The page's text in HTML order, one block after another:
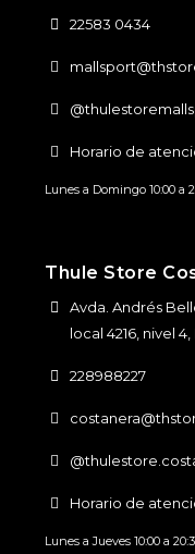
22583 0434
Horario de
Lunes a Domingo 10:00 a
Thule Store
Avda. Andrés
local 4216, nivel
228988227
Horario de
Lunes a Jueves 10:00 a